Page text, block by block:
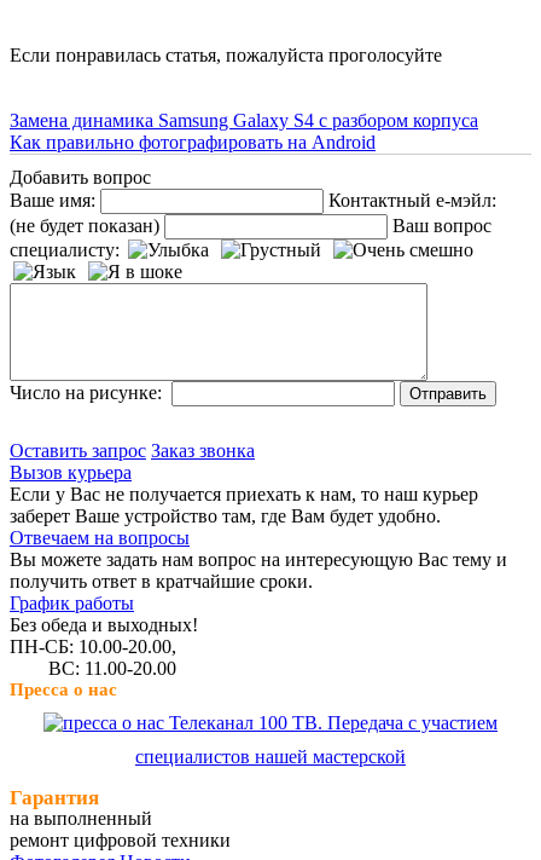
Если понравилась статья, пожалуйста проголосуйте
Замена динамика Samsung Galaxy S4 с разбором корпуса
Как правильно фотографировать на Android
Добавить вопрос
Ваше имя:
Контактный е-мэйл:
(не будет показан)
Ваш вопрос
специалисту:
Число на рисунке:
Оставить запрос Заказ звонка
Вызов курьера
Если у Вас не получается приехать к нам, то наш курьер
заберет Ваше устройство там, где Вам будет удобно.
Отвечаем на вопросы
Вы можете задать нам вопрос на интересующую Вас тему и
получить ответ в кратчайшие сроки.
График работы
Без обеда и выходных!
ПН-СБ: 10.00-20.00,
ВС: 11.00-20.00
Пресса о нас
Телеканал 100 ТВ. Передача с участием
специалистов нашей мастерской
Гарантия
на выполненный
ремонт цифровой техники